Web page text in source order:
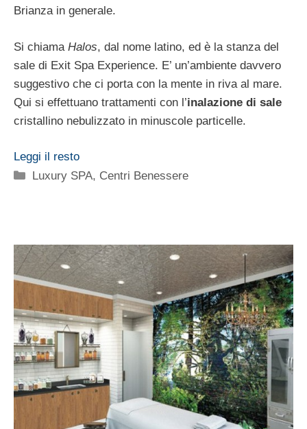
Brianza in generale.
Si chiama Halos, dal nome latino, ed è la stanza del
sale di Exit Spa Experience. E’ un’ambiente davvero
suggestivo che ci porta con la mente in riva al mare.
Qui si effettuano trattamenti con l’inalazione di sale
cristallino nebulizzato in minuscole particelle.
Leggi il resto
Categorie
Luxury SPA, Centri Benessere